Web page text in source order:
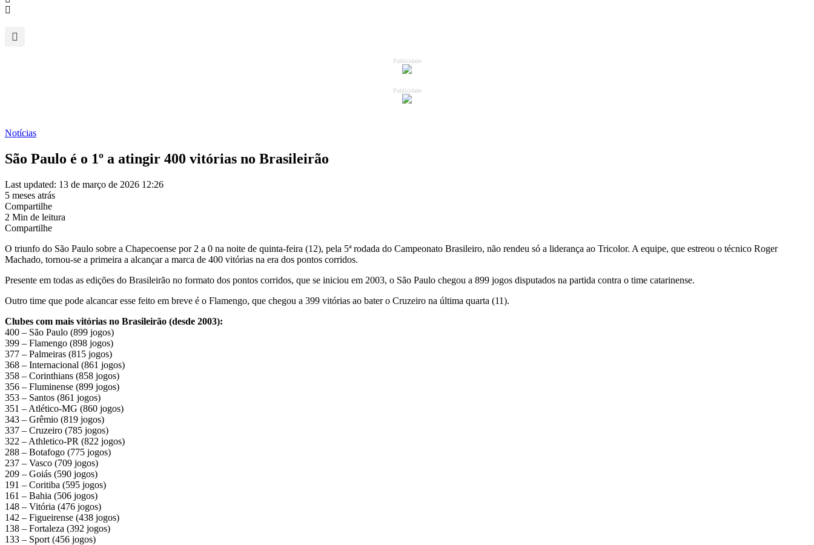
Publicidade
Publicidade
Notícias
São Paulo é o 1º a atingir 400 vitórias no Brasileirão
Last updated: 13 de março de 2026 12:26
5 meses atrás
Compartilhe
2 Min de leitura
Compartilhe
O triunfo do São Paulo sobre a Chapecoense por 2 a 0 na noite de quinta-feira (12), pela 5ª rodada do Campeonato Brasileiro, não rendeu só a liderança ao Tricolor. A equipe, que estreou o técnico Roger
Machado, tornou-se a primeira a alcançar a marca de 400 vitórias na era dos pontos corridos.
Presente em todas as edições do Brasileirão no formato dos pontos corridos, que se iniciou em 2003, o São Paulo chegou a 899 jogos disputados na partida contra o time catarinense.
Outro time que pode alcancar esse feito em breve é o Flamengo, que chegou a 399 vitórias ao bater o Cruzeiro na última quarta (11).
Clubes com mais vitórias no Brasileirão (desde 2003):
400 – São Paulo (899 jogos)
399 – Flamengo (898 jogos)
377 – Palmeiras (815 jogos)
368 – Internacional (861 jogos)
358 – Corinthians (858 jogos)
356 – Fluminense (899 jogos)
353 – Santos (861 jogos)
351 – Atlético-MG (860 jogos)
343 – Grêmio (819 jogos)
337 – Cruzeiro (785 jogos)
322 – Athletico-PR (822 jogos)
288 – Botafogo (775 jogos)
237 – Vasco (709 jogos)
209 – Goiás (590 jogos)
191 – Coritiba (595 jogos)
161 – Bahia (506 jogos)
148 – Vitória (476 jogos)
142 – Figueirense (438 jogos)
138 – Fortaleza (392 jogos)
133 – Sport (456 jogos)